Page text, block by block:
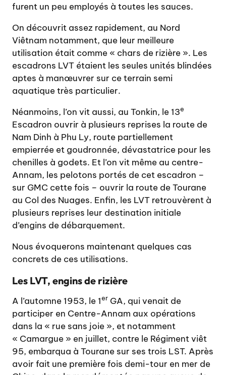
furent un peu employés à toutes les sauces.
On découvrit assez rapidement, au Nord
Viêtnam notamment, que leur meilleure
utilisation était comme « chars de rizière ». Les
escadrons LVT étaient les seules unités blindées
aptes à manœuvrer sur ce terrain semi
aquatique très particulier.
Néanmoins, l’on vit aussi, au Tonkin, le 13e
Escadron ouvrir à plusieurs reprises la route de
Nam Dinh à Phu Ly, route partiellement
empierrée et goudronnée, dévastatrice pour les
chenilles à godets. Et l’on vit même au centre-
Annam, les pelotons portés de cet escadron –
sur GMC cette fois – ouvrir la route de Tourane
au Col des Nuages. Enfin, les LVT retrouvèrent à
plusieurs reprises leur destination initiale
d’engins de débarquement.
Nous évoquerons maintenant quelques cas
concrets de ces utilisations.
Les LVT, engins de rizière
A l’automne 1953, le 1er GA, qui venait de
participer en Centre-Annam aux opérations
dans la « rue sans joie », et notamment
« Camargue » en juillet, contre le Régiment viêt
95, embarqua à Tourane sur ses trois LST. Après
avoir fait une première fois demi-tour en mer de